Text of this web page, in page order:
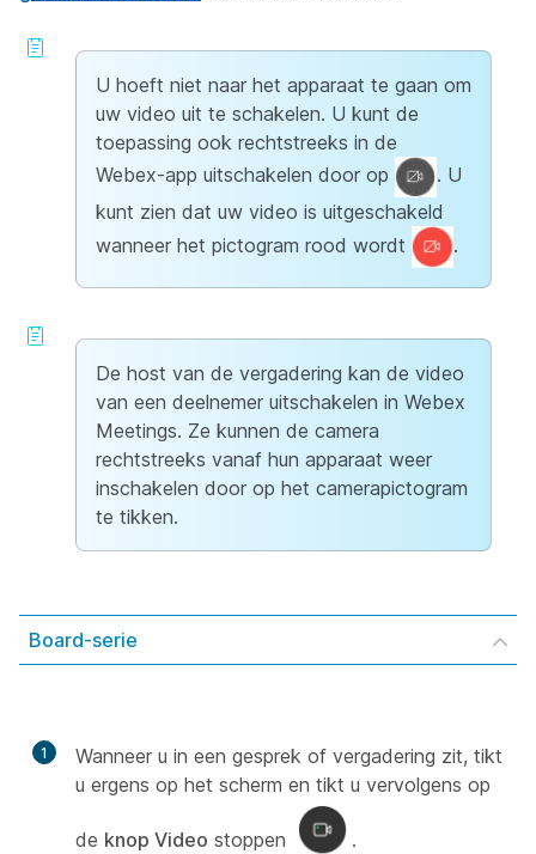
U hoeft niet naar het apparaat te gaan om
uw video uit te schakelen. U kunt de
toepassing ook rechtstreeks in de
Webex-app uitschakelen door op
. U
kunt zien dat uw video is uitgeschakeld
wanneer het pictogram rood wordt
.
De host van de vergadering kan de video
van een deelnemer uitschakelen in Webex
Meetings. Ze kunnen de camera
rechtstreeks vanaf hun apparaat weer
inschakelen door op het camerapictogram
te tikken.
Board-serie
1
Wanneer u in een gesprek of vergadering zit, tikt
u ergens op het scherm en tikt u vervolgens op
de knop Video stoppen .